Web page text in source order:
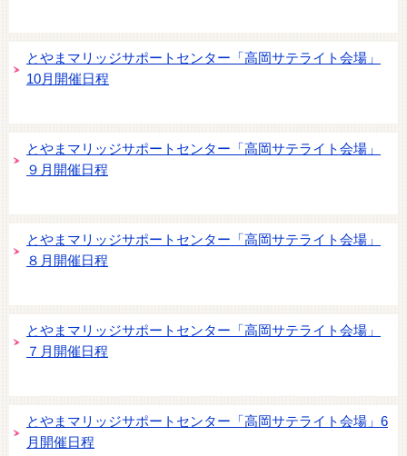
とやまマリッジサポートセンター「高岡サテライト会場」
10月開催日程
とやまマリッジサポートセンター「高岡サテライト会場」
９月開催日程
とやまマリッジサポートセンター「高岡サテライト会場」
８月開催日程
とやまマリッジサポートセンター「高岡サテライト会場」
７月開催日程
とやまマリッジサポートセンター「高岡サテライト会場」6
月開催日程